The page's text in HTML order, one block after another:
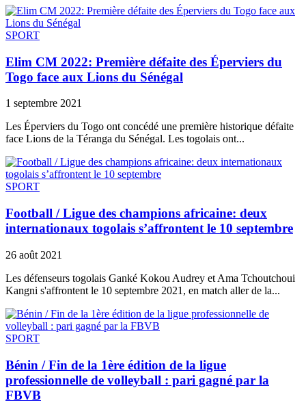
SPORT
Elim CM 2022: Première défaite des Éperviers du
Togo face aux Lions du Sénégal
1 septembre 2021
Les Éperviers du Togo ont concédé une première historique défaite
face Lions de la Téranga du Sénégal. Les togolais ont...
SPORT
Football / Ligue des champions africaine: deux
internationaux togolais s’affrontent le 10 septembre
26 août 2021
Les défenseurs togolais Ganké Kokou Audrey et Ama Tchoutchoui
Kangni s'affrontent le 10 septembre 2021, en match aller de la...
SPORT
Bénin / Fin de la 1ère édition de la ligue
professionnelle de volleyball : pari gagné par la
FBVB